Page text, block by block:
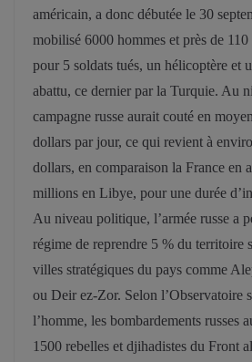
américain, a donc débutée le 30
mobilisé 6000 hommes et près de
pour 5 soldats tués, un hélicoptère et
abattu, ce dernier par la Turquie. Au
campagne russe aurait couté en
dollars par jour, ce qui revient à
dollars, en comparaison la France en
millions en Libye, pour une durée
Au niveau politique, l’armée russe a
régime de reprendre 5 % du territoire
villes stratégiques du pays comme
ou Deir ez-Zor. Selon l’Observatoire
l’homme, les bombardements russes
1500 rebelles et djihadistes du Front